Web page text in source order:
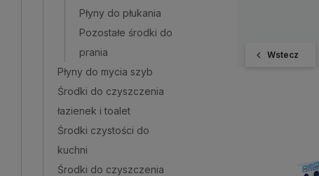
Płyny do płukania
Pozostałe środki do
prania
Płyny do mycia szyb
Środki do czyszczenia
łazienek i toalet
Środki czystości do
kuchni
Środki do czyszczenia
Wstecz